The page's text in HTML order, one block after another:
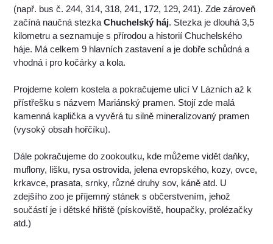
(např. bus č. 244, 314, 318, 241, 172, 129, 241). Zde zároveň
začíná naučná stezkaChuchelský háj. Stezka je dlouhá 3,5
kilometru a seznamuje s přírodou a historií Chuchelského
háje. Má celkem 9 hlavních zastavení a je dobře schůdná a
vhodná i pro kočárky a kola.
Projdeme kolem kostela a pokračujeme ulicí V Lázních až k
přístřešku s názvem Mariánský pramen. Stojí zde malá
kamenná kaplička a vyvěrá tu silně mineralizovaný pramen
(vysoký obsah hořčíku).
Dále pokračujeme do zookoutku, kde můžeme vidět daňky,
muflony, lišku, rysa ostrovida, jelena evropského, kozy, ovce,
krkavce, prasata, srnky, různé druhy sov, káně atd. U
zdejšího zoo je příjemný stánek s občerstvením, jehož
součástí je i dětské hřiště (pískoviště, houpačky, prolézačky
atd.)